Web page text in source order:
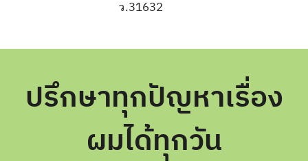
ว.31632
ปรึกษาทุกปัญหาเรื่อง
ผมได้ทุกวัน